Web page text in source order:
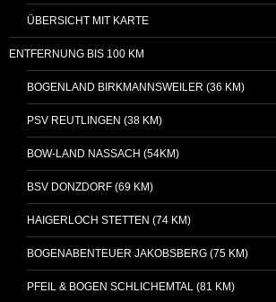
ÜBERSICHT MIT KARTE
ENTFERNUNG BIS 100 KM
BOGENLAND BIRKMANNSWEILER (36 KM)
PSV REUTLINGEN (38 KM)
BOW-LAND NASSACH (54KM)
BSV DONZDORF (69 KM)
HAIGERLOCH STETTEN (74 KM)
BOGENABENTEUER JAKOBSBERG (75 KM)
PFEIL & BOGEN SCHLICHEMTAL (81 KM)